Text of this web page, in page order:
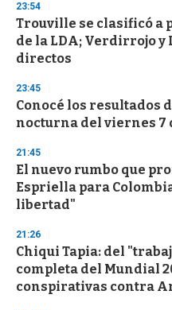
d
s
o
f
3
s
e
c
o
d
s
23:54
Trouville se clasificó a
de la LDA; Verdirrojo
directos
23:45
Conocé los resultados
nocturna del viernes 7
21:45
El nuevo rumbo que
Espriella para
libertad"
21:26
Chiqui Tapia: del
completa del Mundial
conspirativas contra